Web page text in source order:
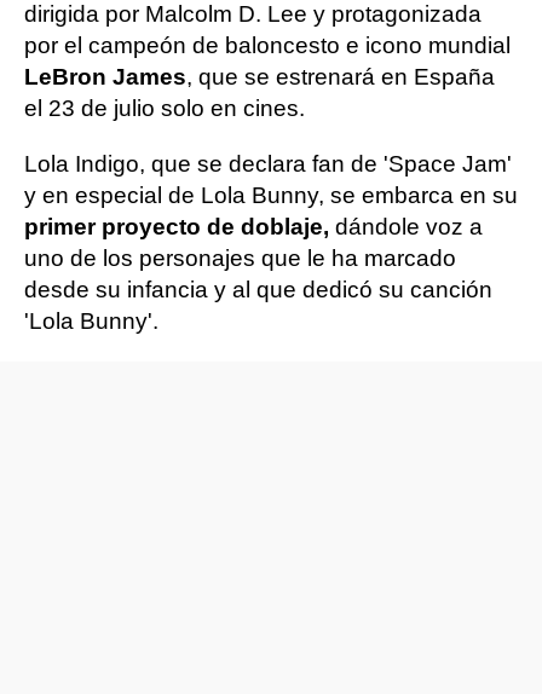
dirigida por Malcolm D. Lee y protagonizada
por el campeón de baloncesto e icono mundial
LeBron James, que se estrenará en España
el 23 de julio solo en cines.
Lola Indigo, que se declara fan de 'Space Jam'
y en especial de Lola Bunny, se embarca en su
primer proyecto de doblaje, dándole voz a
uno de los personajes que le ha marcado
desde su infancia y al que dedicó su canción
'Lola Bunny'.